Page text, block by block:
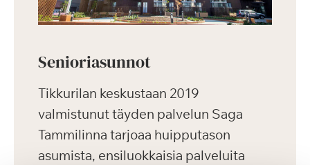
Senioriasunnot
Tikkurilan keskustaan 2019
valmistunut täyden palvelun Saga
Tammilinna tarjoaa huipputason
asumista, ensiluokkaisia palveluita